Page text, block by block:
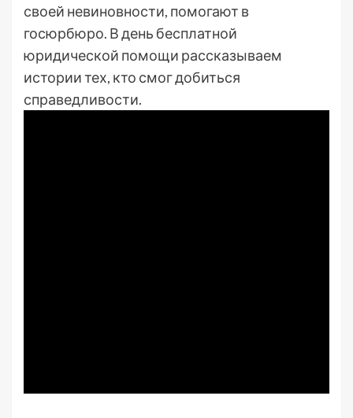
своей невиновности, помогают в
госюрбюро. В день бесплатной
юридической помощи рассказываем
истории тех, кто смог добиться
справедливости.